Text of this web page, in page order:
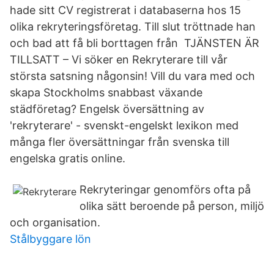
hade sitt CV registrerat i databaserna hos 15
olika rekryteringsföretag. Till slut tröttnade han
och bad att få bli borttagen från TJÄNSTEN ÄR
TILLSATT – Vi söker en Rekryterare till vår
största satsning någonsin! Vill du vara med och
skapa Stockholms snabbast växande
städföretag? Engelsk översättning av
'rekryterare' - svenskt-engelskt lexikon med
många fler översättningar från svenska till
engelska gratis online.
Rekryteringar genomförs ofta på
olika sätt beroende på person, miljö
och organisation.
Stålbyggare lön